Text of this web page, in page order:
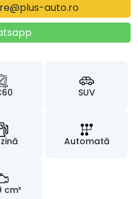
auto.ro
SUV
Automată
cm³